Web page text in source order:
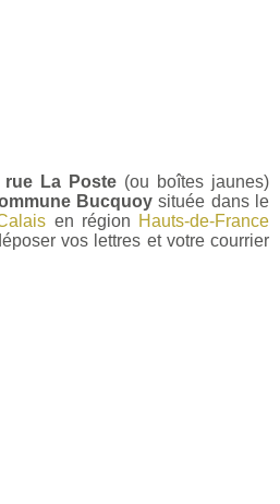
La Poste(ou boîtes jaunes)
Bucquoysituée dans le
en région Hauts-de-France
vos lettres et votre courrier